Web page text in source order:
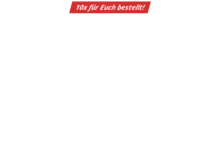
10x für Euch bestellt!